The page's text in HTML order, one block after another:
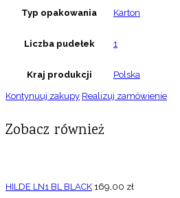
Typ opakowania Karton
Liczba pudełek 1
Kraj produkcji Polska
Kontynuuj zakupy Realizuj zamówienie
Zobacz również
HILDE LN1 BL BLACK 169,00 zł